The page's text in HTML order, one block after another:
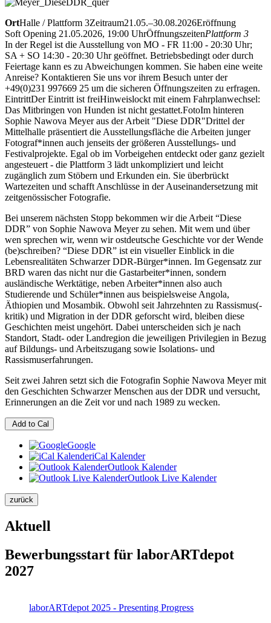
OrtHalle / Plattform 3Zeitraum21.05.–30.08.2026Eröffnung
Soft Opening 21.05.2026, 19:00 UhrÖffnungszeiten
In der Regel ist die Ausstellung von MO - FR 11:00 - 20:30 Uhr;
SA + SO 14:30 - 20:30 Uhr geöffnet. Betriebsbedingt oder durch
Feiertage kann es zu Abweichungen kommen. Sie haben eine weite
Anreise? Kontaktieren Sie uns vor ihrem Besuch unter der
+49(0)231 997669 25 um die sicheren Öffnungszeiten zu erfragen.
EintrittDer Eintritt ist freiHinweis
Das Mitbringen von Hunden ist nicht gestattet.Foto
Sophie Nawova Meyer aus der Arbeit "Diese DDR"
Plattform 3
lockt mit einem Fahrplanwechsel:
Im hinteren
Drittel der
Mittelhalle präsentiert die Ausstellungsfläche die Arbeiten junger
Fotograf*innen auch jenseits der größeren Ausstellungs- und
Festivalprojekte. Egal ob im Vorbeigehen entdeckt oder ganz gezielt
angesteuert - die Plattform 3 lädt unkompliziert und leicht
zugänglich zum Stöbern und Erkunden ein. Sie überbrückt
Wartezeiten und schafft Anschlüsse in der Auseinandersetzung mit
zeitgenössischer Fotografie.
Bei unserem nächsten Stopp bekommen wir die Arbeit “Diese
DDR” von Sophie Nawova Meyer zu sehen. Mit wem und über
wen sprechen wir, wenn wir ostdeutsche Geschichte vor der Wende
(be)schreiben? “Diese DDR” ist ein visueller Einblick in die
Lebensrealitäten Schwarzer DDR-Bürger*innen. Im Gegensatz zur
BRD waren das nicht nur die Gastarbeiter*innen, sondern
ausländische Werktätige, neben Arbeiter*innen also auch
Studierende und Schüler*innen aus beispielsweise Angola,
Äthiopien und Mosambik. Obwohl seit Jahrzehnten zu Rassismus(-
kritik) und Migration in der DDR geforscht wird, bleiben diese
Geschichten meist ungehört. Dabei unterscheiden sich je nach
Standort, Stadt- oder Landregion die jeweiligen Privilegien in Bezug
auf Bildungs- und Arbeitszugang sowie Isolations- und
Rassismuserfahrungen.
Seit zwei Jahren setzt sich die Fotografin Sophie Nawova Meyer mit
den Geschichten Schwarzer Menschen aus der DDR und versucht,
Erinnerungen an die Zeit vor und nach 1989 zu wecken.
Add to Cal
Google
iCal Kalender
Outlook Kalender
Outlook Live Kalender
zurück
Aktuell
Bewerbungsstart für laborARTdepot
2027
laborARTdepot 2025 - Presenting Progress